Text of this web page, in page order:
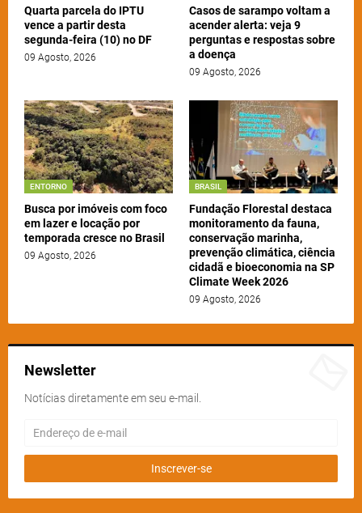
Quarta parcela do IPTU
vence a partir desta
segunda-feira (10) no DF
09 Agosto, 2026
Casos de sarampo voltam a
acender alerta: veja 9
perguntas e respostas sobre
a doença
09 Agosto, 2026
ENTORNO
Busca por imóveis com foco
em lazer e locação por
temporada cresce no Brasil
09 Agosto, 2026
BRASIL
Fundação Florestal destaca
monitoramento da fauna,
conservação marinha,
prevenção climática, ciência
cidadã e bioeconomia na SP
Climate Week 2026
09 Agosto, 2026
Newsletter
Notícias diretamente em seu e-mail.